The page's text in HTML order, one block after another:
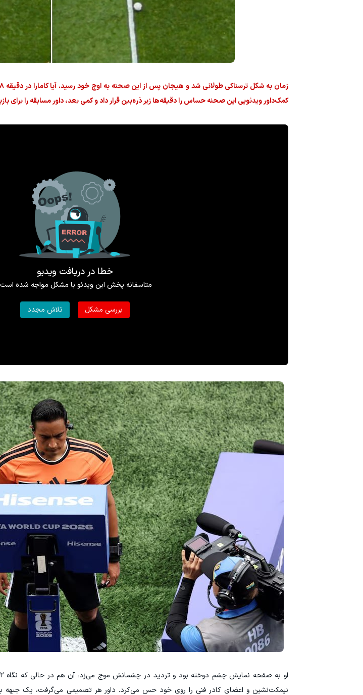
کمک‌داور ویدئویی این صحنه حساس را دقیقه‌ها زیر ذره‌بین قرار داد و کمی بعد، داور مسابقه را برای
نیمکت‌نشین و اعضای کادر فنی را روی خود حس می‌کرد. داور هر تصمیمی می‌گرفت، یک جبهه